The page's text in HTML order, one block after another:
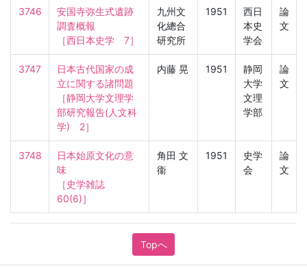
3746
安国寺弥生式遺跡
調査概報
［西日本史学　7］
九州文
化總合
研究所
1951
西日
本史
学会
論
文
3747
日本古代国家の成
立に関する諸問題
［静岡大学文理学
部研究報告(人文科
学)　2］
内藤 晃 1951
静岡
大学
文理
学部
論
文
3748
日本始原文化の意
味
［史学雑誌
60(6)］
角田 文
衞
1951
史学
会
論
文
Topへ